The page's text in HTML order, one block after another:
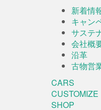
新着情
キャン
サステ
会社概
沿革
古物営
CARS
CUSTOMIZE
SHOP